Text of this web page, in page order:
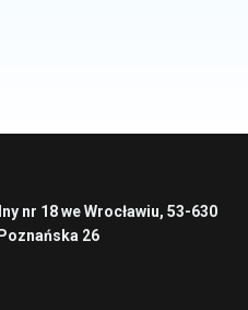
religii
nr 18 we Wrocławiu, 53-630
26